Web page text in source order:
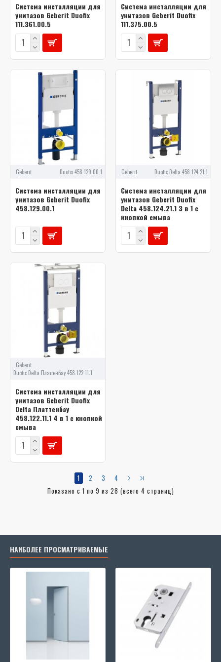
Система инсталляции для
унитазов Geberit Duofix
111.361.00.5
Система инсталляции для
унитазов Geberit Duofix
111.375.00.5
Geberit Duofix 458.129.00.1
Система инсталляции для
унитазов Geberit Duofix
458.129.00.1
Geberit Duofix Delta 458.124.21.1
Система инсталляции для
унитазов Geberit Duofix
Delta 458.124.21.1 3 в 1 с
кнопкой смыва
Geberit
Duofix Delta Платтенбау 458.122.11.1
Система инсталляции для
унитазов Geberit Duofix
Delta Платтенбау
458.122.11.1 4 в 1 с кнопкой
смыва
1 2 3
4
Показано с 1 по 9 из 28 (всего 4 страниц)
НАИБОЛЕЕ ПРОСМАТРИВАЕМЫЕ